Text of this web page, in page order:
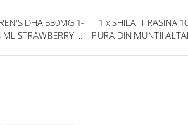
DHA 530MG 1-
STRAWBERRY -
1 x SHILAJIT RASINA
PURA DIN MUNTII ALTAI